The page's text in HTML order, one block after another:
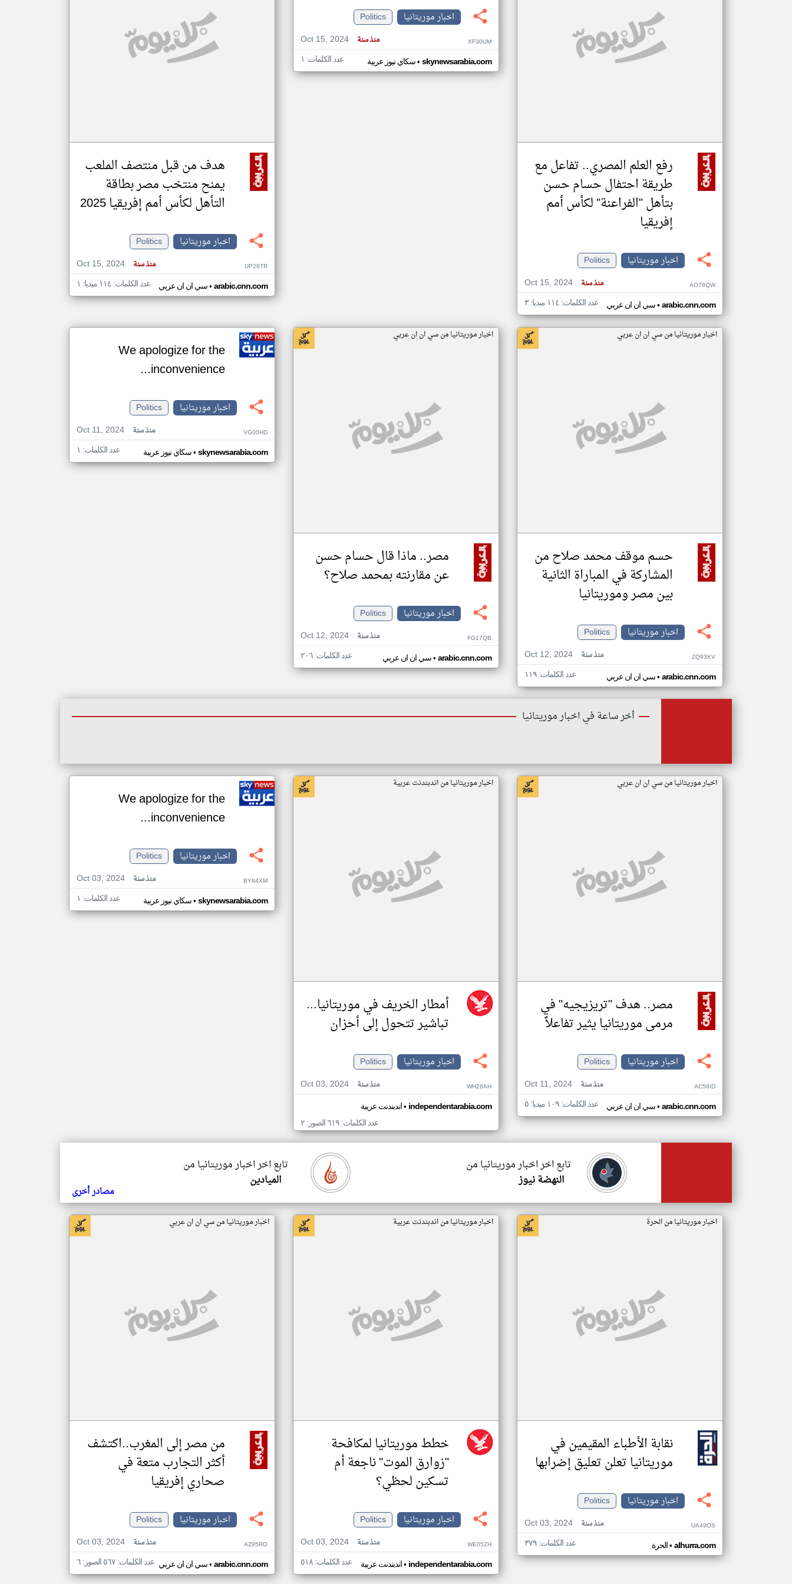
مصادر الأخبار من موريتانيا
رفع العلم المصري.. تفاعل مع
طريقة احتفال حسام حسن
بتأهل "الفراعنة" لكأس أمم
إفريقيا
اخبار موريتانيا
Politics
Oct 15, 2024
منذ سنة AO78QW
سي ان ان عربي• arabic.cnn.com عدد الكلمات: ١١٤ ميديا: ٣
اخبار موريتانيا
Politics
Oct 15, 2024
منذ سنة XF30UM
سكاي نيوز عربية• skynewsarabia.com عدد الكلمات: ١
هدف من قبل منتصف الملعب
يمنح منتخب مصر بطاقة
التأهل لكأس أمم إفريقيا 2025
اخبار موريتانيا
Politics
Oct 15, 2024
منذ سنة UP28TR
سي ان ان عربي• arabic.cnn.com عدد الكلمات: ١١٤ ميديا: ١
اخبار موريتانيا من سي ان ان عربي
حسم موقف محمد صلاح من
المشاركة في المباراة الثانية
بين مصر وموريتانيا
اخبار موريتانيا
Politics
Oct 12, 2024
منذ سنة ZQ93KV
سي ان ان عربي• arabic.cnn.com عدد الكلمات: ١١٩
اخبار موريتانيا من سي ان ان عربي
مصر.. ماذا قال حسام حسن
عن مقارنته بمحمد صلاح؟
اخبار موريتانيا
Politics
Oct 12, 2024
منذ سنة FG17QB
سي ان ان عربي• arabic.cnn.com عدد الكلمات: ٢٠٦
We apologize for the
inconvenience...
اخبار موريتانيا
Politics
Oct 11, 2024
منذ سنة VG00HD
سكاي نيوز عربية• skynewsarabia.com عدد الكلمات: ١
أخر ساعة في اخبار موريتانيا
اخبار موريتانيا من سي ان ان عربي
مصر.. هدف "تريزيجيه" في
مرمى موريتانيا يثير تفاعلاً
اخبار موريتانيا
Politics
Oct 11, 2024
منذ سنة AC58ID
سي ان ان عربي• arabic.cnn.com عدد الكلمات: ١٠٩ ميديا: ٥
اخبار موريتانيا من اندبندنت عربية
أمطار الخريف في موريتانيا...
تباشير تتحول إلى أحزان
اخبار موريتانيا
Politics
Oct 03, 2024
منذ سنة WH28AH
اندبندنت عربية• independentarabia.com
عدد الكلمات: ٦١٩ الصور: ٢
We apologize for the
inconvenience...
اخبار موريتانيا
Politics
Oct 03, 2024
منذ سنة BY84XM
سكاي نيوز عربية• skynewsarabia.com عدد الكلمات: ١
تابع اخر اخبار موريتانيا من
الميادين
تابع اخر اخبار موريتانيا من
النهضة نيوز
مصادر أخرى
اخبار موريتانيا من الحرة
نقابة الأطباء المقيمين في
موريتانيا تعلن تعليق إضرابها
اخبار موريتانيا
Politics
Oct 03, 2024
منذ سنة UA49OS
الحرة• alhurra.com عدد الكلمات: ٣٧٩
اخبار موريتانيا من اندبندنت عربية
خطط موريتانيا لمكافحة
"زوارق الموت" ناجعة أم
تسكين لحظي؟
اخبار موريتانيا
Politics
Oct 03, 2024
منذ سنة WE05ZH
اندبندنت عربية• independentarabia.com عدد الكلمات: ٥١٨
اخبار موريتانيا من سي ان ان عربي
من مصر إلى المغرب..اكتشف
أكثر التجارب متعة في
صحاري إفريقيا
اخبار موريتانيا
Politics
Oct 03, 2024
منذ سنة AZ95RO
سي ان ان عربي• arabic.cnn.com عدد الكلمات: ٥٦٧ الصور: ٦